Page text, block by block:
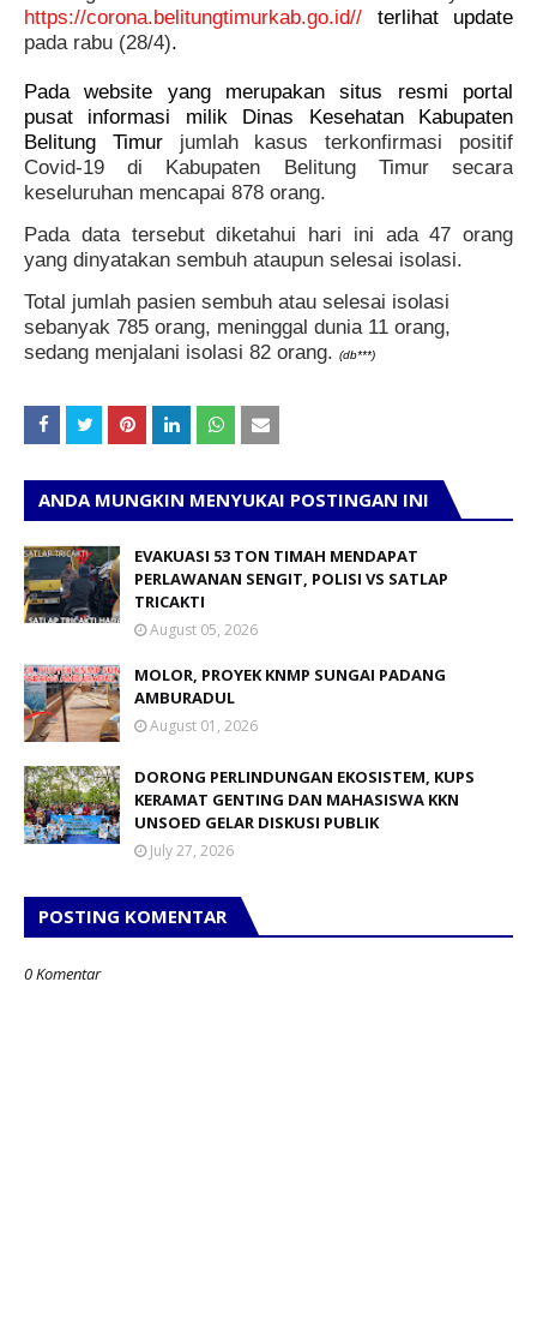
https://corona.belitungtimurkab.go.id// terlihat update
pada rabu (28/4).
Pada website yang merupakan situs resmi portal
pusat informasi milik Dinas Kesehatan Kabupaten
Belitung Timur jumlah kasus terkonfirmasi positif
Covid-19 di Kabupaten Belitung Timur secara
keseluruhan mencapai 878 orang.
Pada data tersebut diketahui hari ini ada 47 orang
yang dinyatakan sembuh ataupun selesai isolasi.
Total jumlah pasien sembuh atau selesai isolasi
sebanyak 785 orang, meninggal dunia 11 orang,
sedang menjalani isolasi 82 orang. (db***)
ANDA MUNGKIN MENYUKAI POSTINGAN INI
EVAKUASI 53 TON TIMAH MENDAPAT
PERLAWANAN SENGIT, POLISI VS SATLAP
TRICAKTI
August 05, 2026
MOLOR, PROYEK KNMP SUNGAI PADANG
AMBURADUL
August 01, 2026
DORONG PERLINDUNGAN EKOSISTEM, KUPS
KERAMAT GENTING DAN MAHASISWA KKN
UNSOED GELAR DISKUSI PUBLIK
July 27, 2026
POSTING KOMENTAR
0 Komentar